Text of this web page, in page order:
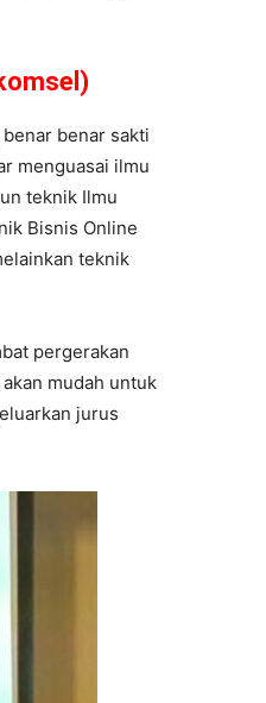
benar sakti
menguasai ilmu
teknik Ilmu
Bisnis Online
teknik
pergerakan
mudah untuk
jurus